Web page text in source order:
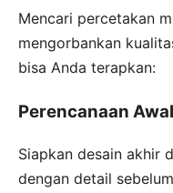
Mencari percetakan
mengorbankan
bisa Anda terapkan:
Perencanaan
Siapkan desain akhir
dengan detail